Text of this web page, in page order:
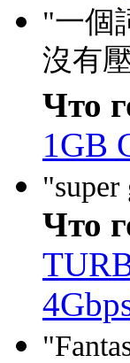
"一個
沒有
Что
1GB
Что